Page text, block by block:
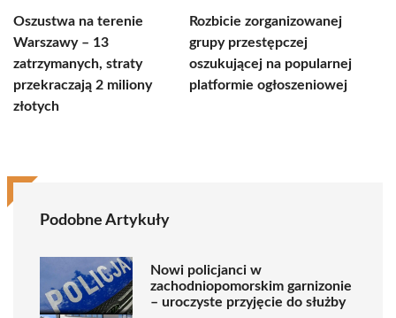
Oszustwa na terenie
Warszawy – 13
zatrzymanych, straty
przekraczają 2 miliony
złotych
Rozbicie zorganizowanej
grupy przestępczej
oszukującej na popularnej
platformie ogłoszeniowej
Podobne Artykuły
Nowi policjanci w
zachodniopomorskim garnizonie
– uroczyste przyjęcie do służby